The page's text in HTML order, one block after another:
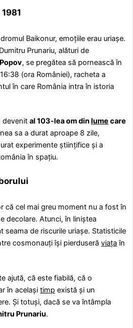
Baikonur, emoțiile erau uriașe.
Prunariu, alături de
, se pregătea să pornească în
(ora României), racheta a
în care România intra în istoria
devenit al 103-lea om din lume care
sa a durat aproape 8 zile,
experimente științifice și a
în spațiu.
că cel mai greu moment nu a fost în
decolare. Atunci, în liniștea
seama de riscurile uriașe. Statisticile
cosmonauți își pierduseră viața în
ajută, că este fiabilă, că o
în același timp există și un
Și totuși, dacă se va întâmpla
Prunariu.